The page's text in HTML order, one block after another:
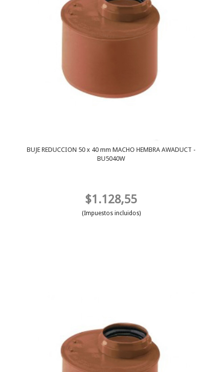
BUJE REDUCCION 50 x 40 mm MACHO HEMBRA AWADUCT -
BU5040W
$1.128,55
(Impuestos incluidos)